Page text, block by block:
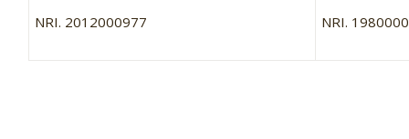
NRI. 2012000977 NRI.